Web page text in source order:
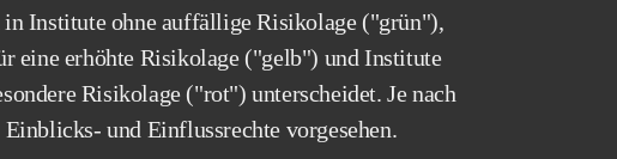
in Institute ohne auffällige Risikolage ("grün"),
eine erhöhte Risikolage ("gelb") und Institute
Risikolage ("rot") unterscheidet. Je nach
und Einflussrechte vorgesehen.